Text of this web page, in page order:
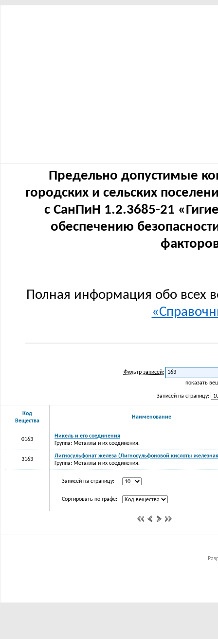
Предельно допустимые
городских и сельских
с СанПиН 1.2.3685-21
обеспечению
Полная информация обо всех
Фильтр записей:
показать
Записей на страницу:
Код
Вещества
Наименование
0163
Никель и его соединения
Группа: Металлы и их соединения.
3163
Лигносульфонат железа (Лигносульфоновой кислоты
Группа: Металлы и их соединения.
Записей на страницу:
Сортировать по графе: